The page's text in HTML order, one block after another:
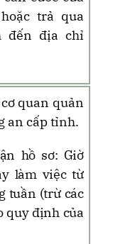
hoặc trả qua
đến địa chỉ
quan quản
an cấptỉnh.
hồ sơ: Giờ
làm việc từ
tuần (trừ các
quy định của